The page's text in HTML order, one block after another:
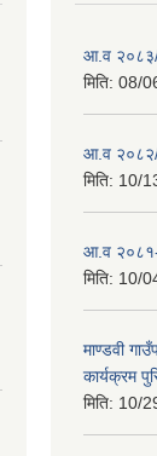
आ.व २०८३/
मिति: 08/
आ.व २०८२/
मिति: 10/
आ.व २०८१-
मिति: 10/
माण्डवी
कार्यक्रम
मिति: 10/